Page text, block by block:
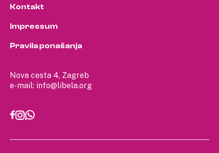
Nova cesta 4, Zagreb
e-mail: info@libela.org
Kontakt
Impressum
Pravila ponašanja